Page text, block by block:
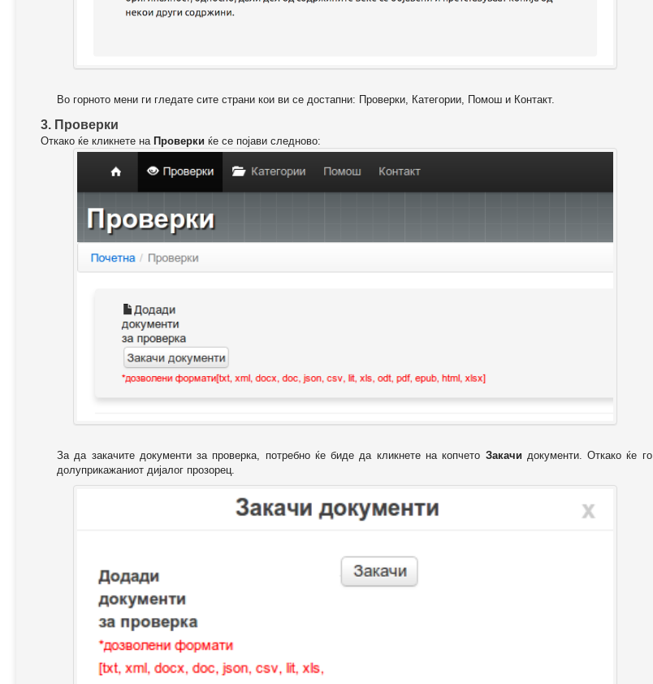
Во горното мени ги гледате сите страни кои ви се достапни: Проверки, Категории, Помош и Контакт.
3. Проверки
Откако ќе кликнете на Проверки ќе се појави следново:
За да закачите документи за проверка, потребно ќе биде да кликнете на копчето Закачи документи. Откако ќе
долуприкажаниот дијалог прозорец.